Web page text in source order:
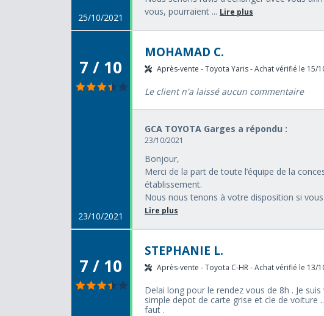
25/10/2021
vous, pourraient ... Lire plus
7 / 10
23/10/2021
MOHAMAD C.
Après-vente - Toyota Yaris - Achat vérifié le 15/
Le client n'a laissé aucun commentaire
GCA TOYOTA Garges a répondu :
23/10/2021
Bonjour,
Merci de la part de toute l’équipe de la
établissement.
Nous nous tenons à votre disposition si
Lire plus
7 / 10
STEPHANIE L.
Après-vente - Toyota C-HR - Achat vérifié le 13/
Delai long pour le rendez vous de 8h . Je
simple depot de carte grise et cle de voiture
faut .